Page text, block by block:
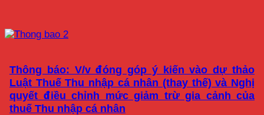
Thông báo: V/v đóng góp ý kiến vào dự thảo
Luật Thuế Thu nhập cá nhân (thay thế) và Nghị
quyết điều chỉnh mức giảm trừ gia cảnh của
thuế Thu nhập cá nhân